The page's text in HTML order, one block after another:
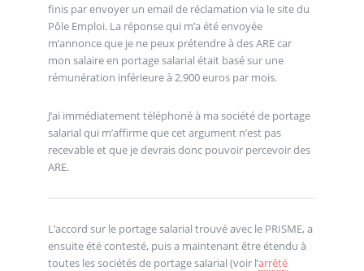
finis par envoyer un email de réclamation via le site du
Pôle Emploi. La réponse qui m’a été envoyée
m’annonce que je ne peux prétendre à des ARE car
mon salaire en portage salarial était basé sur une
rémunération inférieure à 2.900 euros par mois.
J’ai immédiatement téléphoné à ma société de portage
salarial qui m’affirme que cet argument n’est pas
recevable et que je devrais donc pouvoir percevoir des
ARE.
L’accord sur le portage salarial trouvé avec le PRISME, a
ensuite été contesté, puis a maintenant être étendu à
toutes les sociétés de portage salarial (voir l’arrêté